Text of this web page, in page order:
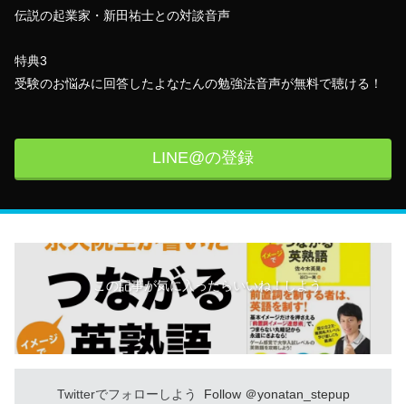
伝説の起業家・新田祐士との対談音声
特典3
受験のお悩みに回答したよなたんの勉強法音声が無料で聴ける！
LINE@の登録
この記事が気に入ったらいいね！しよう
Twitterでフォローしよう Follow ＠yonatan_stepup